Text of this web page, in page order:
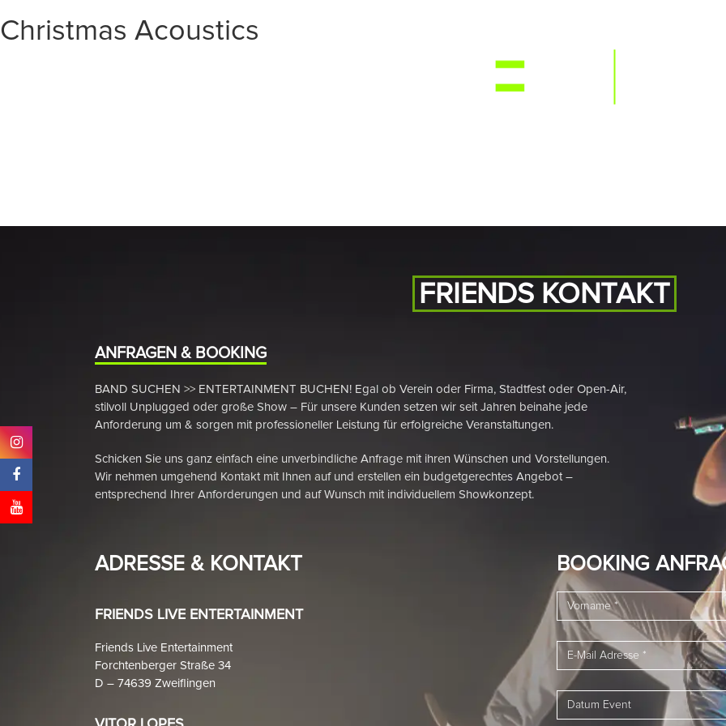
Christmas Acoustics
FRIENDS KONTAKT
ANFRAGEN & BOOKING
BAND SUCHEN >> ENTERTAINMENT BUCHEN! Egal ob Verein oder Firma, Stadtfest oder Open-Air,
stilvoll Unplugged oder große Show – Für unsere Kunden setzen wir seit Jahren beinahe jede
Anforderung um & sorgen mit professioneller Leistung für erfolgreiche Veranstaltungen.
Schicken Sie uns ganz einfach eine unverbindliche Anfrage mit ihren Wünschen und Vorstellungen.
Wir nehmen umgehend Kontakt mit Ihnen auf und erstellen ein budgetgerechtes Angebot –
entsprechend Ihrer Anforderungen und auf Wunsch mit individuellem Showkonzept.
ADRESSE & KONTAKT
FRIENDS LIVE ENTERTAINMENT
Friends Live Entertainment
Forchtenberger Straße 34
D – 74639 Zweiflingen
BOOKING